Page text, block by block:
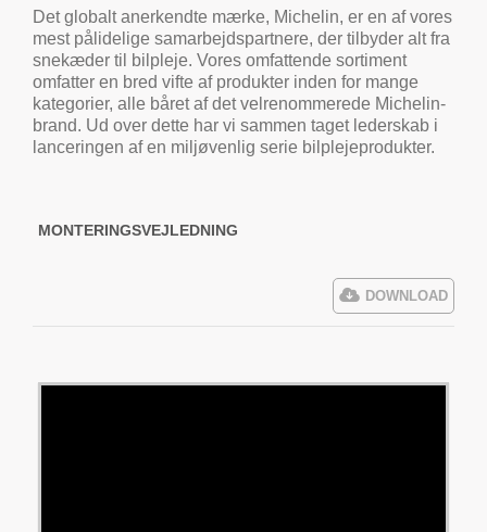
Det globalt anerkendte mærke, Michelin, er en af vores
mest pålidelige samarbejdspartnere, der tilbyder alt fra
snekæder til bilpleje. Vores omfattende sortiment
omfatter en bred vifte af produkter inden for mange
kategorier, alle båret af det velrenommerede Michelin-
brand. Ud over dette har vi sammen taget lederskab i
lanceringen af en miljøvenlig serie bilplejeprodukter.
MONTERINGSVEJLEDNING
DOWNLOAD